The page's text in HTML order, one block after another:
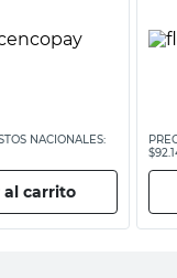
NACIONALES:
carrito